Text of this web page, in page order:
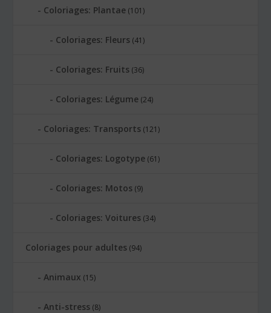
Coloriages: Plantae (101)
Coloriages: Fleurs (41)
Coloriages: Fruits (36)
Coloriages: Légume (24)
Coloriages: Transports (121)
Coloriages: Logotype (61)
Coloriages: Motos (9)
Coloriages: Voitures (34)
Coloriages pour adultes (94)
Animaux (15)
Anti-stress (8)